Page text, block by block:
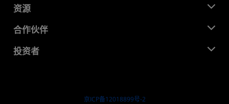
企业责任
就业机会
联系我们
新闻中心
媒体库
资源
开发中心
成功案例
合作伙伴
AMD 合作伙伴中心
投资者
京ICP备12018899号-2